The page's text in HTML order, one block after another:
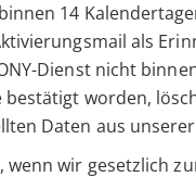
14
als
Dienst nicht
worden,
Daten aus
wenn wir gesetzlich